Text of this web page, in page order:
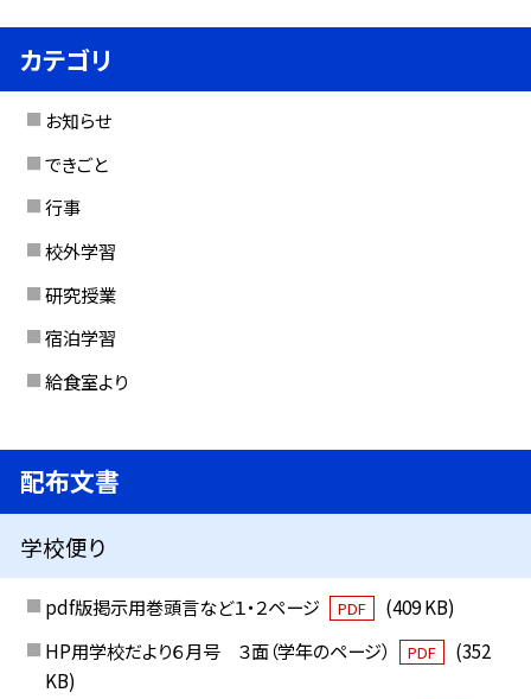
カテゴリ
お知らせ
できごと
行事
校外学習
研究授業
宿泊学習
給食室より
配布文書
学校便り
pdf版掲示用巻頭言など１・２ページ PDF
(409 KB)
HP用学校だより６月号 ３面（学年のページ）
PDF
(352
KB)